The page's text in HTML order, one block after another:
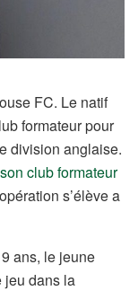
FC. Le natif
formateur pour
division anglaise.
club formateur
s’élève a
ans, le jeune
jeu dans la